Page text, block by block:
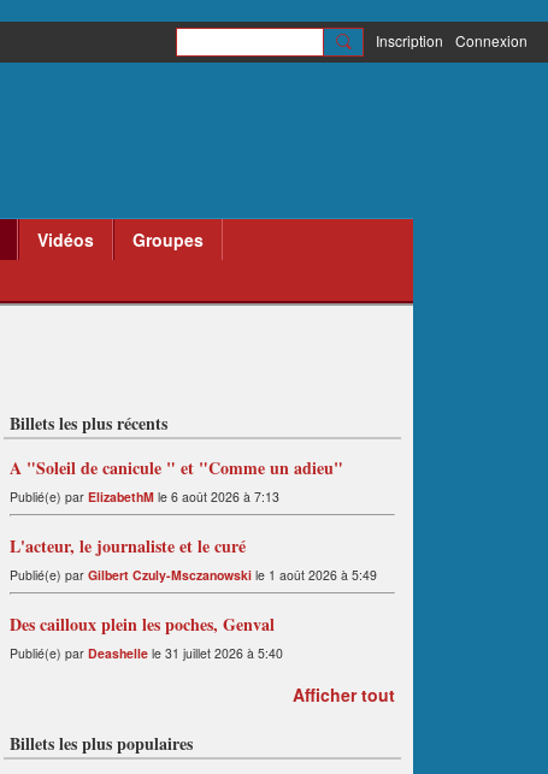
Inscription Connexion
Vidéos
Groupes
Billets les plus récents
A "Soleil de canicule " et "Comme un adieu"
Publié(e) par ElizabethM le 6 août 2026 à 7:13
L'acteur, le journaliste et le curé
Publié(e) par Gilbert Czuly-Msczanowski le 1 août 2026 à 5:49
Des cailloux plein les poches, Genval
Publié(e) par Deashelle le 31 juillet 2026 à 5:40
Afficher tout
Billets les plus populaires